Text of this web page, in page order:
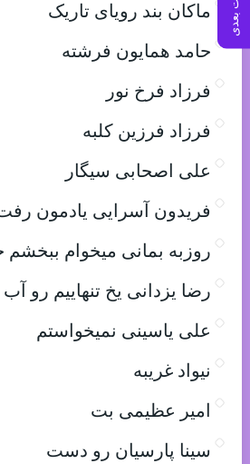
ماکان بند رویای تاریک
حامد همایون فرشته
فرزاد فرخ نور
فرزاد فرزین کلبه
علی اصحابی سیگار
فریدون آسرایی یادمون
روزبه بمانی میخوام ببخشم
رضا یزدانی یخ تنهاییم رو
علی یاسینی نمیخواستم
نیواد غریبه
امیر عظیمی بت
سینا پارسیان رو دست